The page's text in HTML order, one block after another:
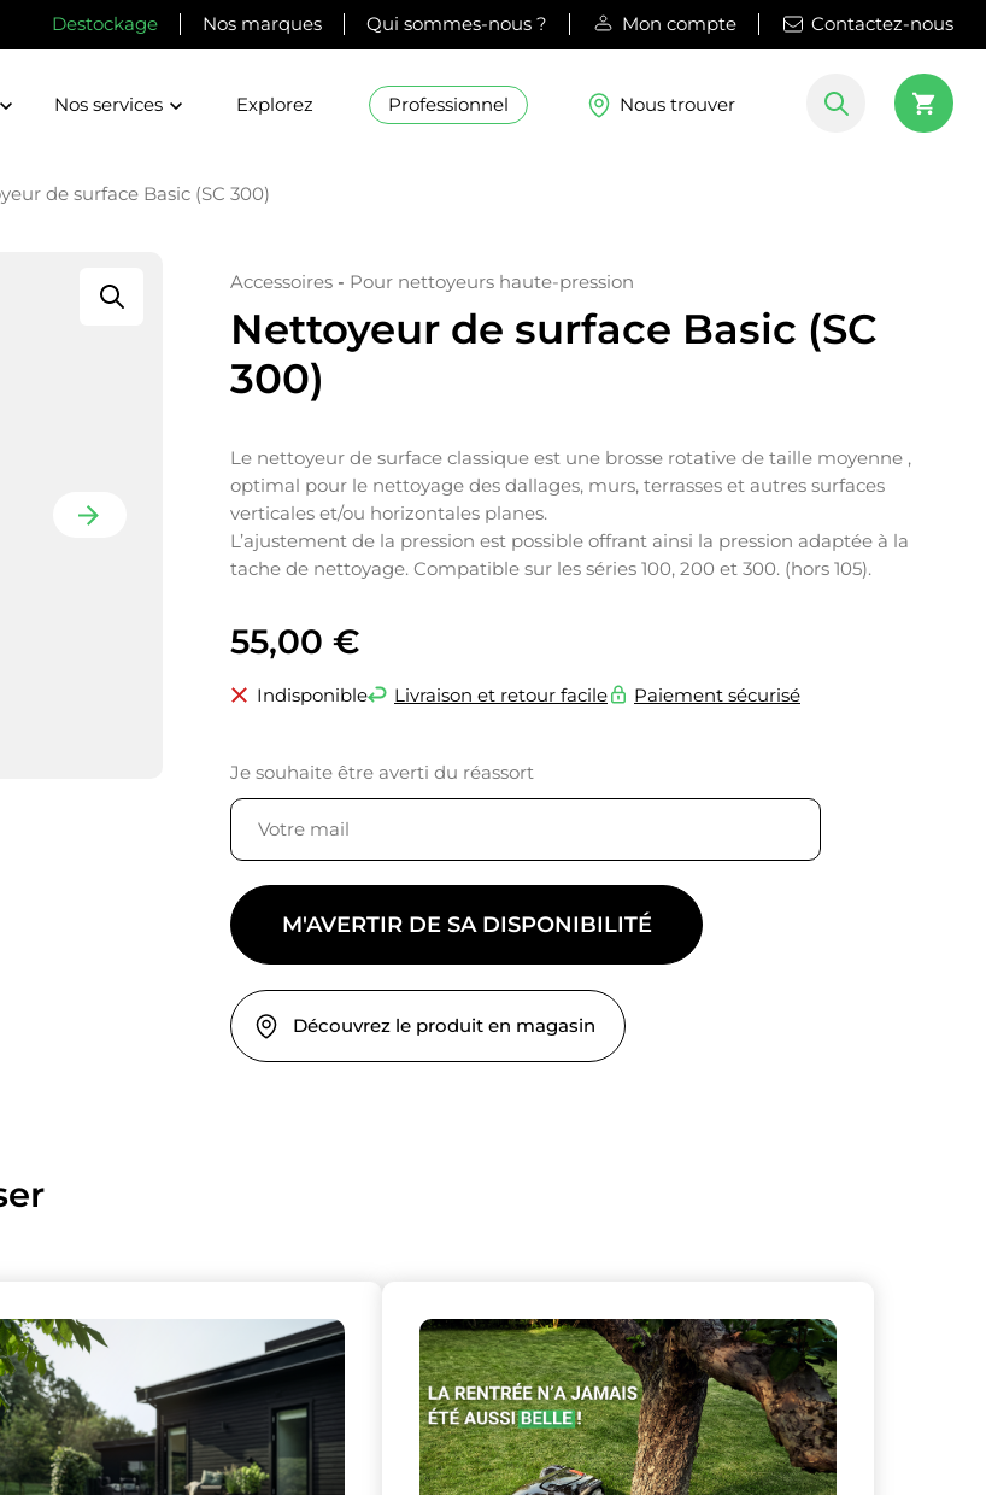
Destockage Nos marques Qui sommes-nous ? Mon compte Contactez-nous
Nos services Explorez Professionnel Nous trouver
de surface Basic (SC 300)
Accessoires - Pour nettoyeurs haute-pression
Nettoyeur de surface Basic (SC
300)
Le nettoyeur de surface classique est une brosse rotative de taille moyenne ,
optimal pour le nettoyage des dallages, murs, terrasses et autres surfaces
verticales et/ou horizontales planes.
L’ajustement de la pression est possible offrant ainsi la pression adaptée à la
tache de nettoyage. Compatible sur les séries 100, 200 et 300. (hors 105).
55,00 €
Indisponible Livraison et retour facile Paiement sécurisé
Je souhaite être averti du réassort
M'AVERTIR DE SA DISPONIBILITÉ
Découvrez le produit en magasin